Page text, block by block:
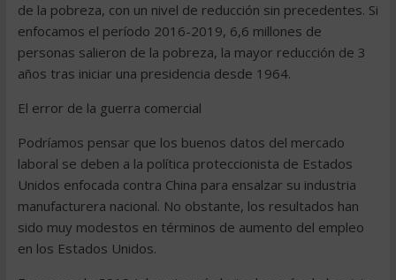
de la pobreza, con un nivel de reducción sin precedentes. Si
enfocamos el período 2016-2019, 6,6 millones de
personas salieron de la pobreza, la mayor reducción de 3
años tras iniciar una presidencia desde 1964.
El error de la guerra comercial
Podríamos pensar que los buenos datos del mercado
laboral se deben a la política proteccionista de Estados
Unidos enfocada contra China para ensalzar su industria
manufacturera nacional. No obstante, los resultados han
sido muy modestos en términos de aumento del empleo
en los Estados Unidos.